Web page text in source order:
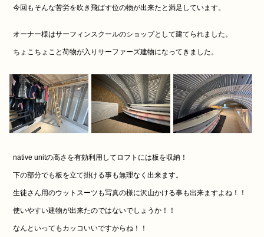
今回もそんな苦労を吹き飛ばす位の物が出来たと満足しています。
オーナー様はサーフィンスクールのショップとして建てられました。
ちょこちょこと荷物が入りサーファーズ建物になってきました。
native unitの高さを有効利用してロフトには板を収納！
下の部分でも板を立て掛ける事も無理なく出来ます。
生徒さん用のウットスーツも写真の様に沢山かける事も出来ますよね！！
使いやすい建物が出来たのではないでしょうか！！
なんといってもカッコいいですからね！！